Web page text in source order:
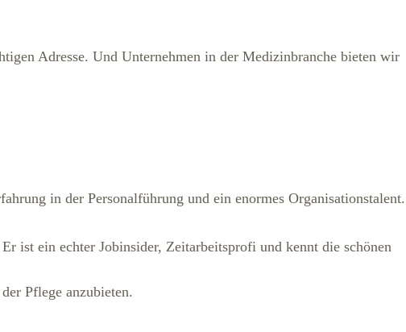
Adresse. Und Unternehmen in der Medizinbranche bieten wir
in der Personalführung und ein enormes Organisationstalent.
ist ein echter Jobinsider, Zeitarbeitsprofi und kennt die schönen
Pflege anzubieten.